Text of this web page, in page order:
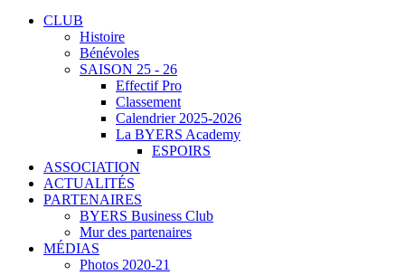
CLUB
Histoire
Bénévoles
SAISON 25 - 26
Effectif Pro
Classement
Calendrier 2025-2026
La BYERS Academy
ESPOIRS
ASSOCIATION
ACTUALITÉS
PARTENAIRES
BYERS Business Club
Mur des partenaires
MÉDIAS
Photos 2020-21